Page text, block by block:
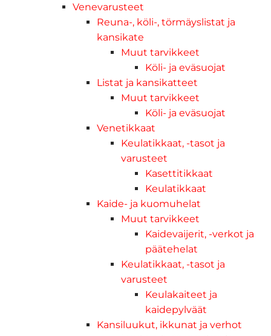
Venevarusteet
Reuna-, köli-, törmäyslistat ja
kansikate
Muut tarvikkeet
Köli- ja eväsuojat
Listat ja kansikatteet
Muut tarvikkeet
Köli- ja eväsuojat
Venetikkaat
Keulatikkaat, -tasot ja
varusteet
Kasettitikkaat
Keulatikkaat
Kaide- ja kuomuhelat
Muut tarvikkeet
Kaidevaijerit, -verkot ja
päätehelat
Keulatikkaat, -tasot ja
varusteet
Keulakaiteet ja
kaidepylväät
Kansiluukut, ikkunat ja verhot